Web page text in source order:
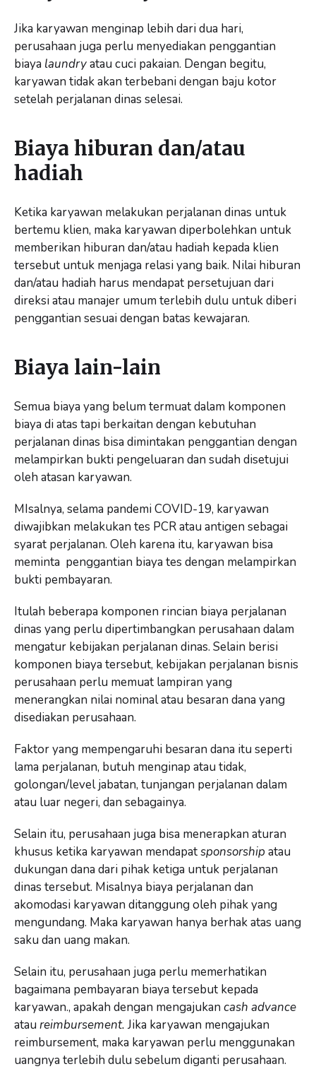
Jika karyawan menginap lebih dari dua hari,
perusahaan juga perlu menyediakan penggantian
biaya laundryatau cuci pakaian. Dengan begitu,
karyawan tidak akan terbebani dengan baju kotor
setelah perjalanan dinas selesai.
Biaya hiburan dan/atau
hadiah
Ketika karyawan melakukan perjalanan dinas untuk
bertemu klien, maka karyawan diperbolehkan untuk
memberikan hiburan dan/atau hadiah kepada klien
tersebut untuk menjaga relasi yang baik. Nilai hiburan
dan/atau hadiah harus mendapat persetujuan dari
direksi atau manajer umum terlebih dulu untuk diberi
penggantian sesuai dengan batas kewajaran.
Biaya lain-lain
Semua biaya yang belum termuat dalam komponen
biaya di atas tapi berkaitan dengan kebutuhan
perjalanan dinas bisa dimintakan penggantian dengan
melampirkan bukti pengeluaran dan sudah disetujui
oleh atasan karyawan.
MIsalnya, selama pandemi COVID-19, karyawan
diwajibkan melakukan tes PCR atau antigen sebagai
syarat perjalanan. Oleh karena itu, karyawan bisa
meminta penggantian biaya tes dengan melampirkan
bukti pembayaran.
Itulah beberapa komponen rincian biaya perjalanan
dinas yang perlu dipertimbangkan perusahaan dalam
mengatur kebijakan perjalanan dinas. Selain berisi
komponen biaya tersebut, kebijakan perjalanan bisnis
perusahaan perlu memuat lampiran yang
menerangkan nilai nominal atau besaran dana yang
disediakan perusahaan.
Faktor yang mempengaruhi besaran dana itu seperti
lama perjalanan, butuh menginap atau tidak,
golongan/level jabatan, tunjangan perjalanan dalam
atau luar negeri, dan sebagainya.
Selain itu, perusahaan juga bisa menerapkan aturan
khusus ketika karyawan mendapatsponsorshipatau
dukungan dana dari pihak ketiga untuk perjalanan
dinas tersebut. Misalnya biaya perjalanan dan
akomodasi karyawan ditanggung oleh pihak yang
mengundang. Maka karyawan hanya berhak atas uang
saku dan uang makan.
Selain itu, perusahaan juga perlu memerhatikan
bagaimana pembayaran biaya tersebut kepada
karyawan., apakah dengan mengajukan cash advance
atau reimbursement. Jika karyawan mengajukan
reimbursement, maka karyawan perlu menggunakan
uangnya terlebih dulu sebelum diganti perusahaan.